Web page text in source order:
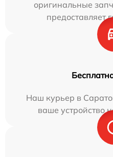
оригинальные
предоставляет
Наш курьер в
ваше устройство